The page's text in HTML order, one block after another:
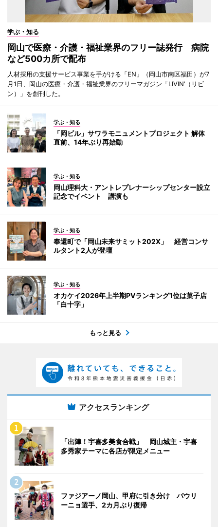
学ぶ・知る
岡山で医療・介護・福祉業界のフリー誌発行 病院
など500カ所で配布
人材採用の支援サービス事業を手がける「EN」（岡山市南区福田）が7
月1日、岡山の医療・介護・福祉業界のフリーマガジン「LIVIN’（リビ
ン）」を創刊した。
学ぶ・知る
「岡ビル」サワラモニュメントプロジェクト 解体
直前、14年ぶり再始動
学ぶ・知る
岡山理科大・アントレプレナーシップセンター設立
記念でイベント 講演も
学ぶ・知る
奉還町で「岡山未来サミット202X」 経営コンサ
ルタント2人が登壇
学ぶ・知る
オカケイ2026年上半期PVランキング1位は菓子店
「白十字」
もっと見る
アクセスランキング
「出陣！宇喜多美食合戦」 岡山城主・宇喜
多秀家テーマに各店が限定メニュー
ファジアーノ岡山、甲府に引き分け パウリ
ーニョ選手、2カ月ぶり復帰